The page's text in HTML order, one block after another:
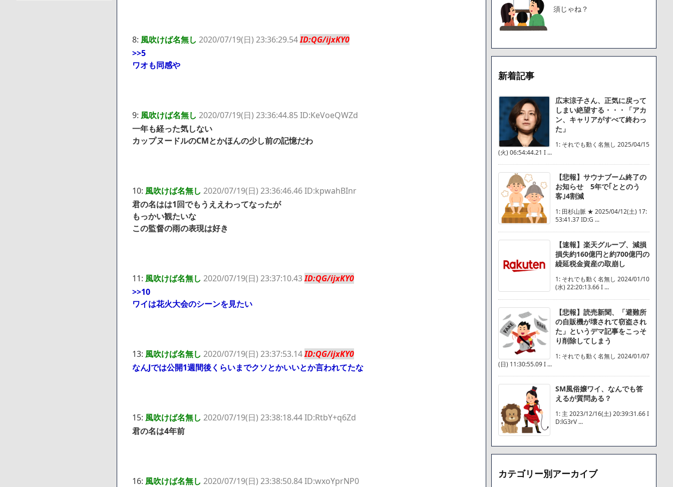
8: 風吹けば名無し 2020/07/19(日) 23:36:29.54ID:QG/ijxKY0
>>5
ワオも同感や
9: 風吹けば名無し 2020/07/19(日) 23:36:44.85 ID:KeVoeQWZd
一年も経った気しない
カップヌードルのCMとかほんの少し前の記憶だわ
10: 風吹けば名無し 2020/07/19(日) 23:36:46.46 ID:kpwahBInr
君の名はは1回でもうええわってなったが
もっかい観たいな
この監督の雨の表現は好き
11: 風吹けば名無し 2020/07/19(日) 23:37:10.43ID:QG/ijxKY0
>>10
ワイは花火大会のシーンを見たい
13: 風吹けば名無し 2020/07/19(日) 23:37:53.14ID:QG/ijxKY0
なんJでは公開1週間後くらいまでクソとかいいとか言われてたな
15: 風吹けば名無し 2020/07/19(日) 23:38:18.44 ID:RtbY+q6Zd
君の名は4年前
16: 風吹けば名無し 2020/07/19(日) 23:38:50.84 ID:wxoYprNP0
須じゃね？
新着記事
広末涼子さん、正気に戻って
しまい絶望する・・・「アカ
ン、キャリアがすべて終わっ
た」
1: それでも動く名無し 2025/04/15
(火) 06:54:44.21 I ...
【悲報】サウナブーム終了の
お知らせ 5年で｢ととのう
客｣4割減
1: 田杉山脈 ★ 2025/04/12(土) 17:
53:41.37 ID:G ...
【速報】楽天グループ、減損
損失約160億円と約700億円の
繰延税金資産の取崩し
1: それでも動く名無し 2024/01/10
(水) 22:20:13.66 I ...
【悲報】読売新聞、「避難所
の自販機が壊されて窃盗され
た」というデマ記事をこっそ
り削除してしまう
1: それでも動く名無し 2024/01/07
(日) 11:30:55.09 I ...
SM風俗嬢ワイ、なんでも答
えるが質問ある？
1: 主 2023/12/16(土) 20:39:31.66 I
D:lG3rV ...
カテゴリー別アーカイブ